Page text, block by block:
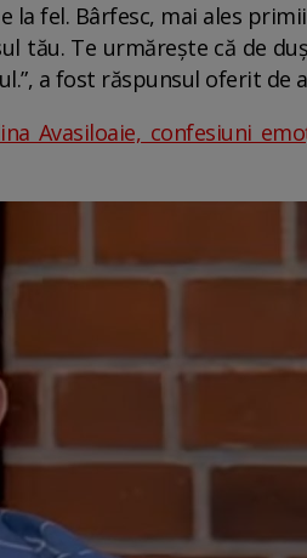
la fel. Bârfesc, mai ales
tău. Te urmărește că de
a fost răspunsul oferit de
Avasiloaie, confesiuni